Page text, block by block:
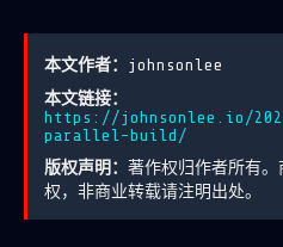
本文作者： johnsonlee
本文链接：
https://johnsonlee.io/
parallel-build/
版权声明： 著作权归作者所有
权，非商业转载请注明出处。